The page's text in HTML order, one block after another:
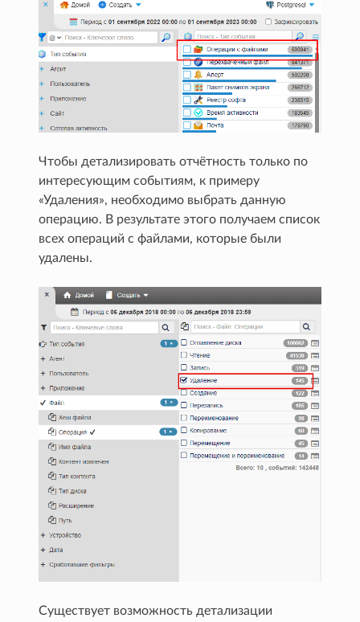
Чтобы детализировать отчётность только по
интересующим событиям, к примеру
«Удаления», необходимо выбрать данную
операцию. В результате этого получаем список
всех операций с файлами, которые были
удалены.
Существует возможность детализации